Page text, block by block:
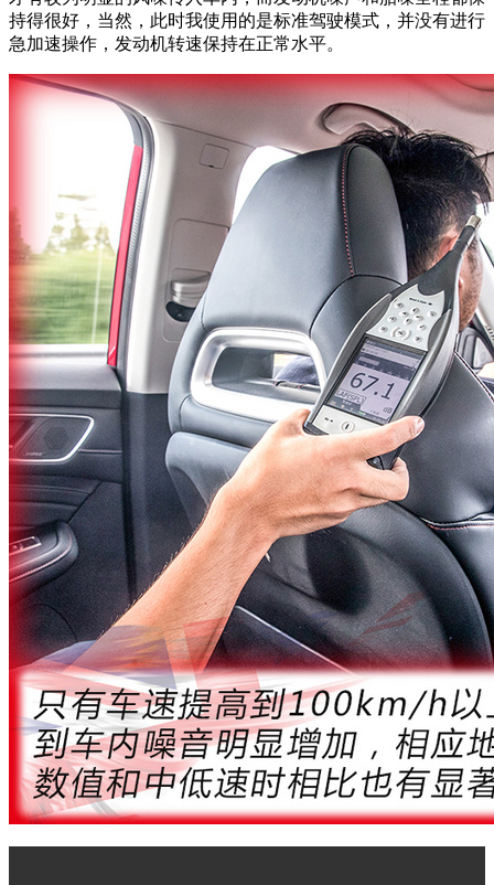
持得很好，当然，此时我使用的是标准驾驶模式，并没有进行
急加速操作，发动机转速保持在正常水平。